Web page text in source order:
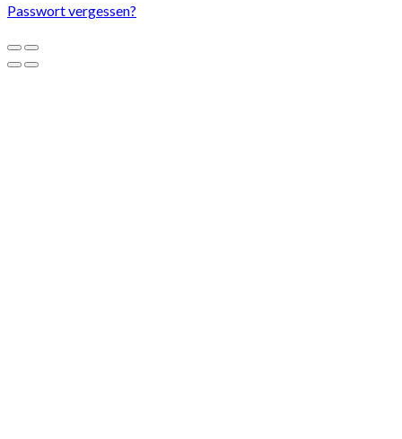
Passwort vergessen?